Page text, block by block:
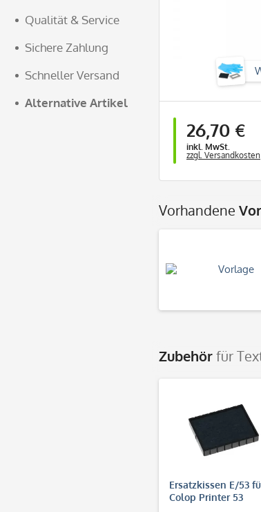
Qualität & Service
Sichere Zahlung
Schneller Versand
Alternative Artikel
26,70 €
inkl. MwSt.
zzgl. Versandkosten
Vorhandene
Zubehörfür
Ersatzkissen E/53
Colop Printer 53